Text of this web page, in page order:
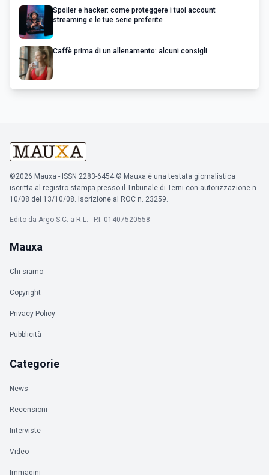
Spoiler e hacker: come proteggere i tuoi account
streaming e le tue serie preferite
Caffè prima di un allenamento: alcuni consigli
©2026 Mauxa - ISSN 2283-6454 © Mauxa è una testata giornalistica
iscritta al registro stampa presso il Tribunale di Terni con autorizzazione n.
10/08 del 13/10/08. Iscrizione al ROC n. 23259.
Edito da Argo S.C. a R.L. - P.I. 01407520558
Mauxa
Chi siamo
Copyright
Privacy Policy
Pubblicità
Categorie
News
Recensioni
Interviste
Video
Immagini